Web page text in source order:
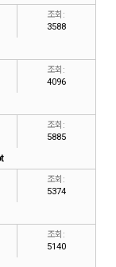
조회:
3588
조회:
4096
조회:
5885
조회:
5374
조회:
5140